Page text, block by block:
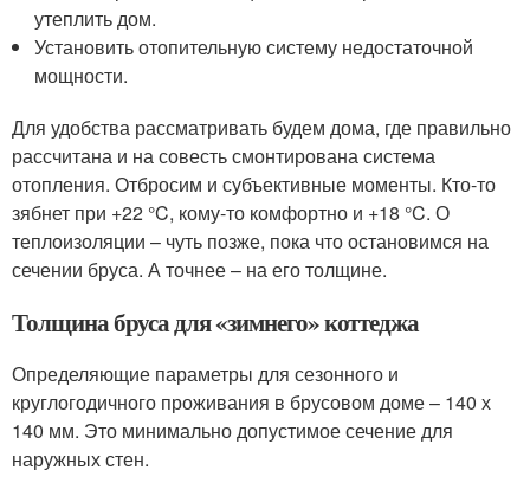
утеплить дом.
Установить отопительную систему недостаточной
мощности.
Для удобства рассматривать будем дома, где правильно
рассчитана и на совесть смонтирована система
отопления. Отбросим и субъективные моменты. Кто-то
зябнет при +22 °C, кому-то комфортно и +18 °C. О
теплоизоляции – чуть позже, пока что остановимся на
сечении бруса. А точнее – на его толщине.
Толщина бруса для «зимнего» коттеджа
Определяющие параметры для сезонного и
круглогодичного проживания в брусовом доме – 140 х
140 мм. Это минимально допустимое сечение для
наружных стен.